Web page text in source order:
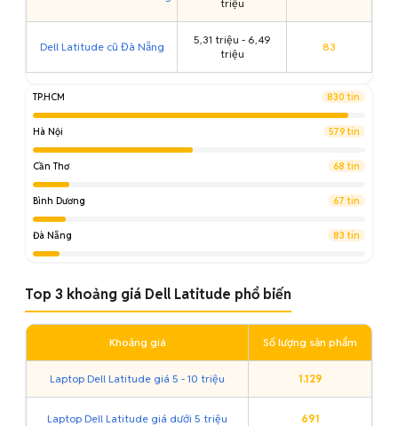
triệu
Dell Latitude cũ Đà Nẵng
5,31 triệu - 6,49
triệu
83
TP.HCM 830 tin
Hà Nội 579 tin
Cần Thơ 68 tin
Bình Dương 67 tin
Đà Nẵng 83 tin
Top 3 khoảng giá Dell Latitude phổ biến
Khoảng giá Số lượng sản phẩm
Laptop Dell Latitude giá 5 - 10 triệu 1.129
Laptop Dell Latitude giá dưới 5 triệu 691